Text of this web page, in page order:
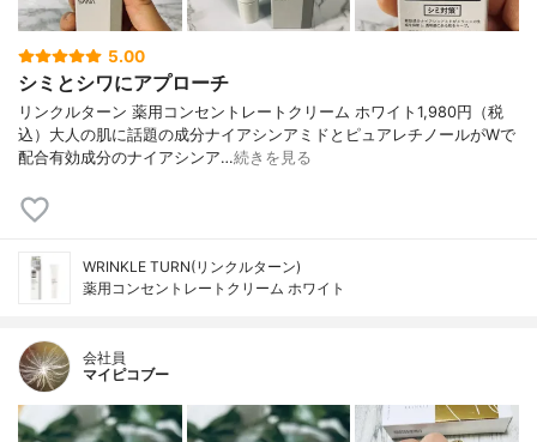
5.00
シミとシワにアプローチ
リンクルターン 薬用コンセントレートクリーム ホワイト1,980円（税
込）大人の肌に話題の成分ナイアシンアミドとピュアレチノールがWで
配合有効成分のナイアシンア…続きを見る
WRINKLE TURN(リンクルターン)
薬用コンセントレートクリーム ホワイト
会社員
マイピコブー